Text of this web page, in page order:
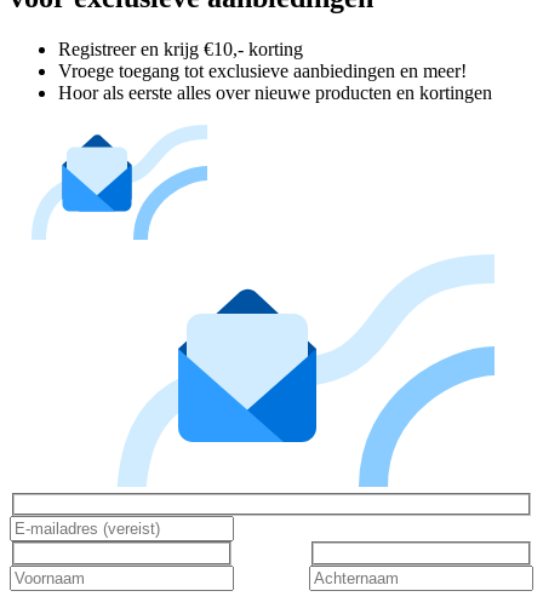
Registreer en krijg €10,- korting
Vroege toegang tot exclusieve aanbiedingen en meer!
Hoor als eerste alles over nieuwe producten en kortingen